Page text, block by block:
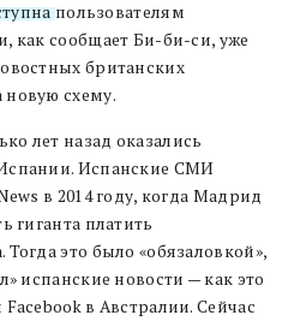
пользователям
как сообщает Би-би-си, уже
британских
схему.
лет назад оказались
Испанские СМИ
в 2014 году, когда Мадрид
гиганта платить
это было «обязаловкой»,
испанские новости — как это
в Австралии. Сейчас